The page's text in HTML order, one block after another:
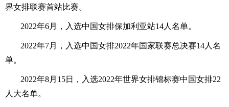
界女排联赛首站比赛。
2022年6月，入选中国女排保加利亚站14人名单。
2022年7月，入选中国女排2022年国家联赛总决赛14人名
单。
2022年8月15日，入选2022年世界女排锦标赛中国女排22
人大名单。